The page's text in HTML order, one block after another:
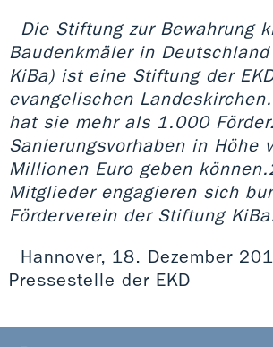
Die Stiftung zur Bewahrung
Baudenkmäler in
KiBa) ist eine Stiftung der
evangelischen
hat sie mehr als 1.000
Sanierungsvorhaben in Höhe
Millionen Euro geben
Mitglieder engagieren sich
Förderverein der Stiftung
Hannover, 18. Dezember
Pressestelle der EKD